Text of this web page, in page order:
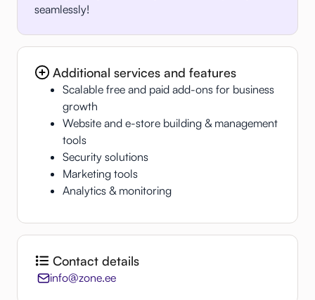
seamlessly!
Additional services and features
Scalable free and paid add-ons for business
growth
Website and e-store building & management
tools
Security solutions
Marketing tools
Analytics & monitoring
Contact details
info@zone.ee